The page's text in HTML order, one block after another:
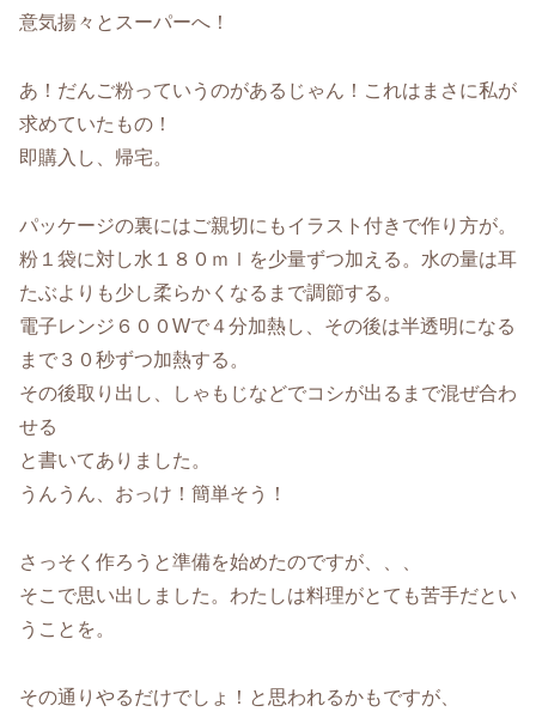
意気揚々とスーパーへ！
あ！だんご粉っていうのがあるじゃん！これはまさに私が
求めていたもの！
即購入し、帰宅。
パッケージの裏にはご親切にもイラスト付きで作り方が。
粉１袋に対し水１８０ｍｌを少量ずつ加える。水の量は耳
たぶよりも少し柔らかくなるまで調節する。
電子レンジ６００Wで４分加熱し、その後は半透明になる
まで３０秒ずつ加熱する。
その後取り出し、しゃもじなどでコシが出るまで混ぜ合わ
せる
と書いてありました。
うんうん、おっけ！簡単そう！
さっそく作ろうと準備を始めたのですが、、、
そこで思い出しました。わたしは料理がとても苦手だとい
うことを。
その通りやるだけでしょ！と思われるかもですが、